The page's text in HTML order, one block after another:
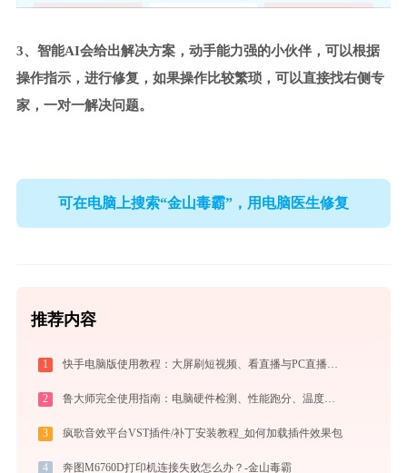
3、智能AI会给出解决方案，动手能力强的小伙伴，可以根据
操作指示，进行修复，如果操作比较繁琐，可以直接找右侧专
家，一对一解决问题。
可在电脑上搜索“金山毒霸”，用电脑医生修复
推荐内容
1 快手电脑版使用教程：大屏刷短视频、看直播与PC直播伴侣一站式指南
2 鲁大师完全使用指南：电脑硬件检测、性能跑分、温度监控与系统优化一站式攻略
3 疯歌音效平台VST插件/补丁安装教程_如何加载插件效果包
4 奔图M6760D打印机连接失败怎么办？-金山毒霸